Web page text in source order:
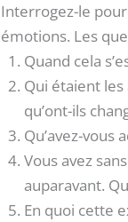
Interrogez-le
émotions. Les
Quand cela
Qui étaient
qu’ont-ils
Qu’avez-vous
Vous avez
auparavant.
En quoi cette